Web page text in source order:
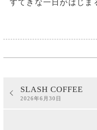
すてきな一日がはじま
SLASH COFFEE
2026年6月30日